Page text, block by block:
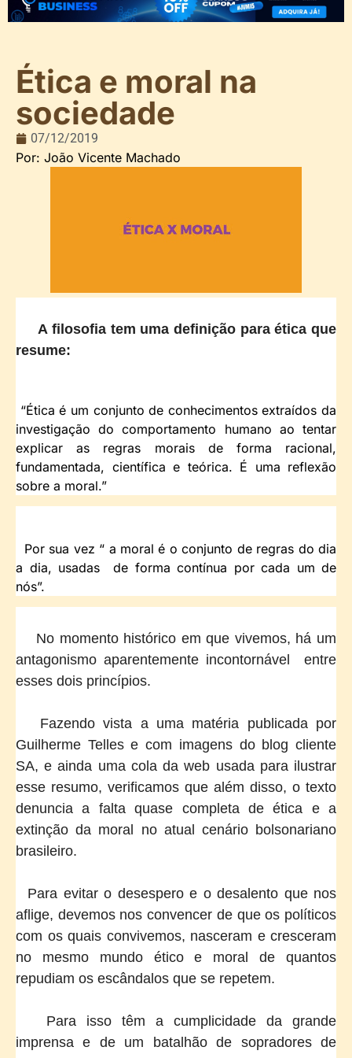
Ética e moral na
sociedade
07/12/2019
Por: João Vicente Machado
A filosofia tem uma definição para ética que
resume:
“Ética é um conjunto de conhecimentos extraídos da
investigação do comportamento humano ao tentar
explicar as regras morais de forma racional,
fundamentada, científica e teórica. É uma reflexão
sobre a moral.”
Por sua vez “ a moral é o conjunto de regras do dia
a dia, usadas de forma contínua por cada um de
nós”.
No momento histórico em que vivemos, há um
antagonismo aparentemente incontornável entre
esses dois princípios.
Fazendo vista a uma matéria publicada por
Guilherme Telles e com imagens do blog cliente
SA, e ainda uma cola da web usada para ilustrar
esse resumo, verificamos que além disso, o texto
denuncia a falta quase completa de ética e a
extinção da moral no atual cenário bolsonariano
brasileiro.
Para evitar o desespero e o desalento que nos
aflige, devemos nos convencer de que os políticos
com os quais convivemos, nasceram e cresceram
no mesmo mundo ético e moral de quantos
repudiam os escândalos que se repetem.
Para isso têm a cumplicidade da grande
imprensa e de um batalhão de sopradores de